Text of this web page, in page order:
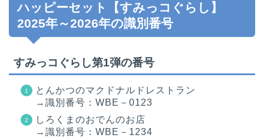
ハッピーセット【すみっコぐらし】
2025年～2026年の識別番号
すみっコぐらし第1弾の番号
とんかつのマクドナルドレストラン
→識別番号：WBE－0123
しろくまのおでんのお店
→識別番号：WBE－1234